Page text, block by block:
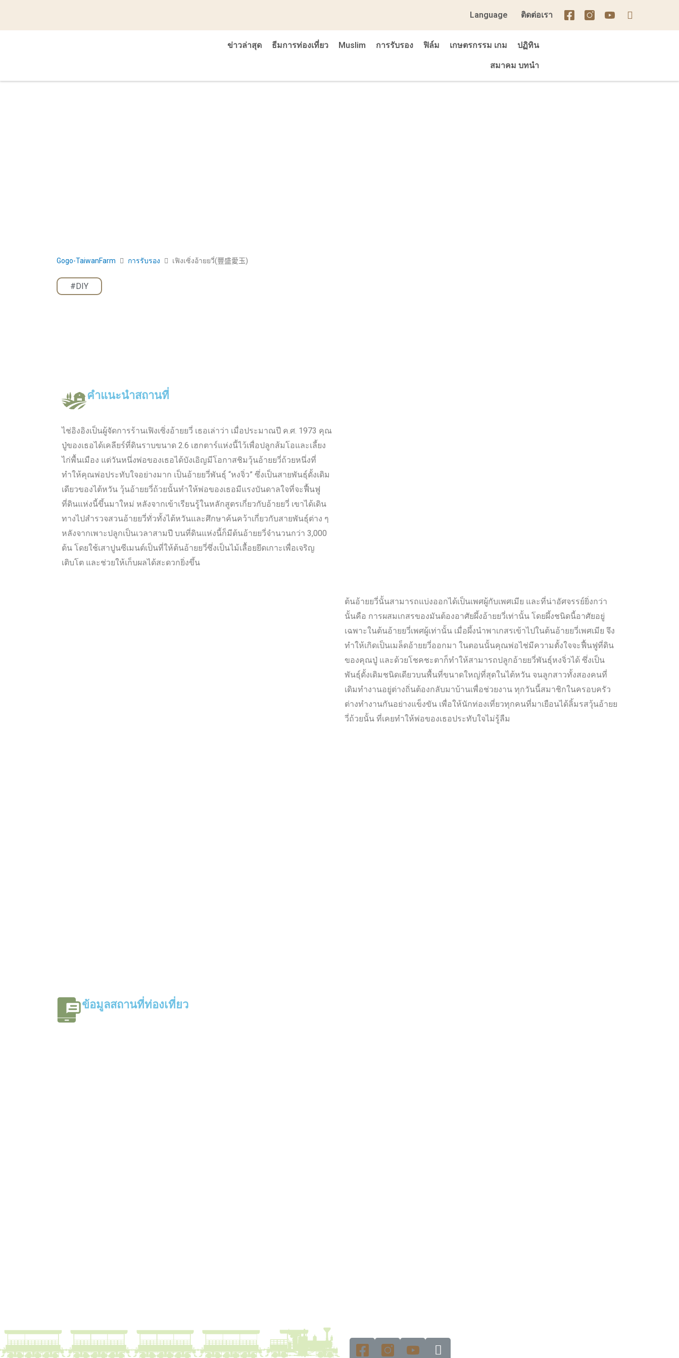
Language ติดต่อเรา
ข่าวล่าสุด ธีมการท่องเที่ยว Muslim การรับรอง ฟิล์ม เกษตรกรรม เกม ปฏิทิน
สมาคม บทนำ
Gogo-TaiwanFarm การรับรอง เฟิงเซิ่งอ้ายยวี่(豐盛愛玉)
#DIY
คำแนะนำสถานที่
ไช่อิงอิงเป็นผู้จัดการร้านเฟิงเซิ่งอ้ายยวี่ เธอเล่าว่า เมื่อประมาณปี ค.ศ. 1973 คุณ
ปู่ของเธอได้เคลียร์ที่ดินราบขนาด 2.6 เฮกตาร์แห่งนี้ไว้เพื่อปลูกส้มโอและเลี้ยง
ไก่พื้นเมือง แต่วันหนึ่งพ่อของเธอได้บังเอิญมีโอกาสชิมวุ้นอ้ายยวี่ถ้วยหนึ่งที่
ทำให้คุณพ่อประทับใจอย่างมาก เป็นอ้ายยวี่พันธุ์ “หงจิ่ว” ซึ่งเป็นสายพันธุ์ดั้งเดิม
เดียวของไต้หวัน วุ้นอ้ายยวี่ถ้วยนั้นทำให้พ่อของเธอมีแรงบันดาลใจที่จะฟื้นฟู
ที่ดินแห่งนี้ขึ้นมาใหม่ หลังจากเข้าเรียนรู้ในหลักสูตรเกี่ยวกับอ้ายยวี่ เขาได้เดิน
ทางไปสำรวจสวนอ้ายยวี่ทั่วทั้งไต้หวันและศึกษาค้นคว้าเกี่ยวกับสายพันธุ์ต่าง ๆ
หลังจากเพาะปลูกเป็นเวลาสามปี บนที่ดินแห่งนี้ก็มีต้นอ้ายยวี่จำนวนกว่า 3,000
ต้น โดยใช้เสาปูนซีเมนต์เป็นที่ให้ต้นอ้ายยวี่ซึ่งเป็นไม้เลื้อยยึดเกาะเพื่อเจริญ
เติบโต และช่วยให้เก็บผลได้สะดวกยิ่งขึ้น
ต้นอ้ายยวี่นั้นสามารถแบ่งออกได้เป็นเพศผู้กับเพศเมีย และที่น่าอัศจรรย์ยิ่งกว่า
นั้นคือ การผสมเกสรของมันต้องอาศัยผึ้งอ้ายยวี่เท่านั้น โดยผึ้งชนิดนี้อาศัยอยู่
เฉพาะในต้นอ้ายยวี่เพศผู้เท่านั้น เมื่อผึ้งนำพาเกสรเข้าไปในต้นอ้ายยวี่เพศเมีย จึง
ทำให้เกิดเป็นเมล็ดอ้ายยวี่ออกมา ในตอนนั้นคุณพ่อไช่มีความตั้งใจจะฟื้นฟูที่ดิน
ของคุณปู่ และด้วยโชคชะตาก็ทำให้สามารถปลูกอ้ายยวี่พันธุ์หงจิ่วได้ ซึ่งเป็น
พันธุ์ดั้งเดิมชนิดเดียวบนพื้นที่ขนาดใหญ่ที่สุดในไต้หวัน จนลูกสาวทั้งสองคนที่
เดิมทำงานอยู่ต่างถิ่นต้องกลับมาบ้านเพื่อช่วยงาน ทุกวันนี้สมาชิกในครอบครัว
ต่างทำงานกันอย่างแข็งขัน เพื่อให้นักท่องเที่ยวทุกคนที่มาเยือนได้ลิ้มรสวุ้นอ้ายย
วี่ถ้วยนั้น ที่เคยทำให้พ่อของเธอประทับใจไม่รู้ลืม
ข้อมูลสถานที่ท่องเที่ยว